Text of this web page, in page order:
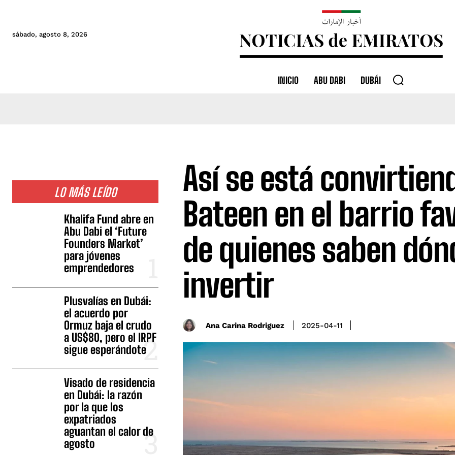
sábado, agosto 8, 2026
INICIO ABU DABI DUBÁI
LO MÁS LEÍDO
Khalifa Fund abre en
Abu Dabi el ‘Future
Founders Market’
para jóvenes
emprendedores
Plusvalías en Dubái:
el acuerdo por
Ormuz baja el crudo
a US$80, pero el IRPF
sigue esperándote
Visado de residencia
en Dubái: la razón
por la que los
expatriados
aguantan el calor de
agosto
Así se está
Bateen en el barrio
de quienes saben
invertir
Ana Carina Rodriguez 2025-04-11